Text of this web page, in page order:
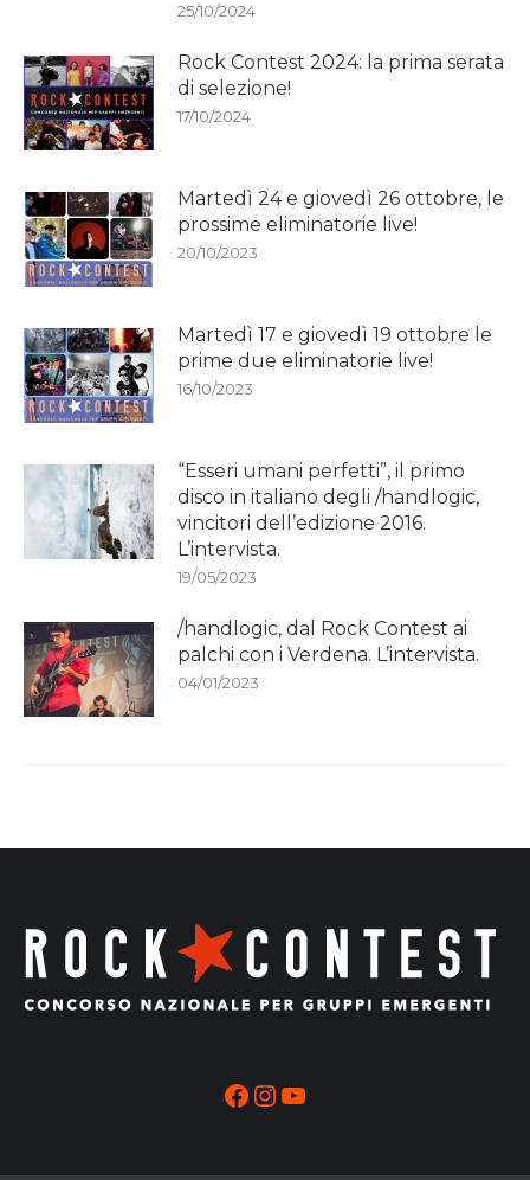
25/10/2024
Rock Contest 2024: la prima serata
di selezione!
17/10/2024
Martedì 24 e giovedì 26 ottobre, le
prossime eliminatorie live!
20/10/2023
Martedì 17 e giovedì 19 ottobre le
prime due eliminatorie live!
16/10/2023
“Esseri umani perfetti”, il primo
disco in italiano degli /handlogic,
vincitori dell’edizione 2016.
L’intervista.
19/05/2023
/handlogic, dal Rock Contest ai
palchi con i Verdena. L’intervista.
04/01/2023
Facebook InstagramYouTube